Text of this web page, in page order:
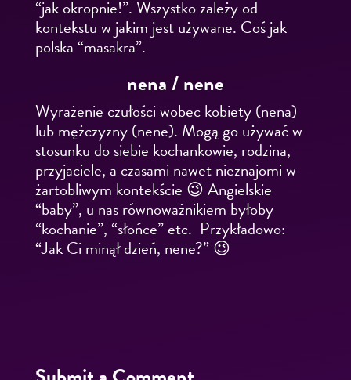
“jak okropnie!”. Wszystko zależy od
kontekstu w jakim jest używane. Coś jak
polska “masakra”.
nena / nene
Wyrażenie czułości wobec kobiety (nena)
lub mężczyzny (nene). Mogą go używać w
stosunku do siebie kochankowie, rodzina,
przyjaciele, a czasami nawet nieznajomi w
żartobliwym kontekście 😉 Angielskie
“baby”, u nas równoważnikiem byłoby
“kochanie”, “słońce” etc. Przykładowo:
“Jak Ci minął dzień, nene?” 😉